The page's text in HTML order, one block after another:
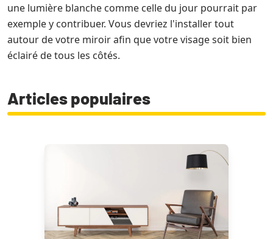
une lumière blanche comme celle du jour pourrait par
exemple y contribuer. Vous devriez l'installer tout
autour de votre miroir afin que votre visage soit bien
éclairé de tous les côtés.
Articles populaires